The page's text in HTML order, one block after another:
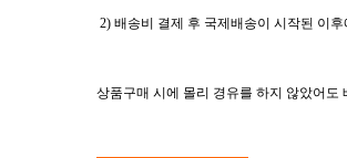
2) 배송비 결제 후 국제배송이 시작된 이
상품구매 시에 몰리 경유를 하지 않았어도